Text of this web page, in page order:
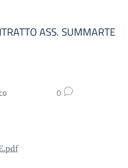
ASS. SUMMARTE
0